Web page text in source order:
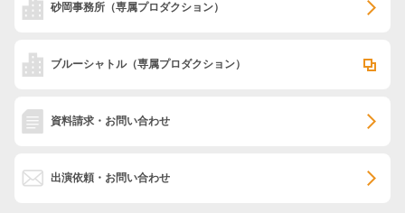
砂岡事務所 （専属プロダクション）
ブルーシャトル（専属プロダクション）
資料請求・お問い合わせ
出演依頼・お問い合わせ